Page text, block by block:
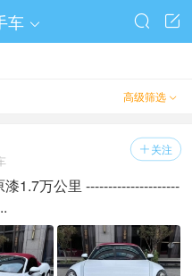
车  

高级筛选 
 关注
1.7万公里 ---------------------